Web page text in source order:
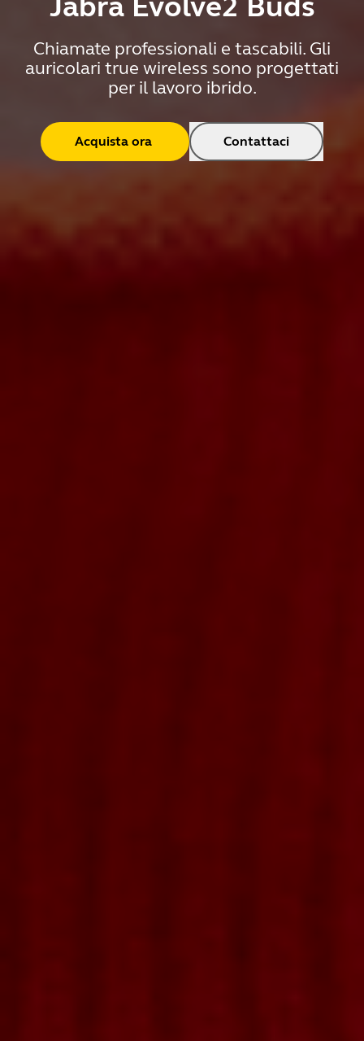
Chiamate professionali e tascabili. Gli
auricolari true wireless sono progettati
per il lavoro ibrido.
Acquista ora Contattaci